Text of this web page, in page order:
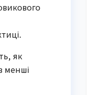
як
менші